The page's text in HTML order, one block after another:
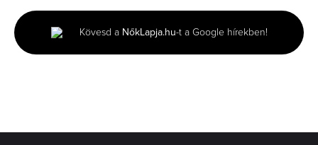
minutes,
2
seconds
Kövesd a NőkLapja.hu-t a Google hírekben!